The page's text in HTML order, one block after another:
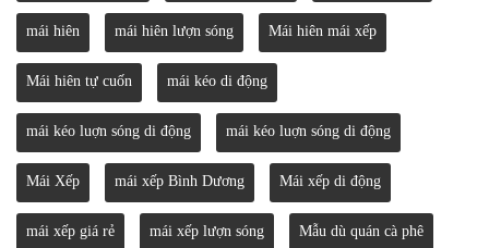
mái hiên mái hiên lượn sóng Mái hiên mái xếp
Mái hiên tự cuốn mái kéo di động
mái kéo luợn sóng di động mái kéo luợn sóng di động
Mái Xếp mái xếp Bình Dương Mái xếp di động
mái xếp giá rẻ mái xếp lượn sóng Mẫu dù quán cà phê